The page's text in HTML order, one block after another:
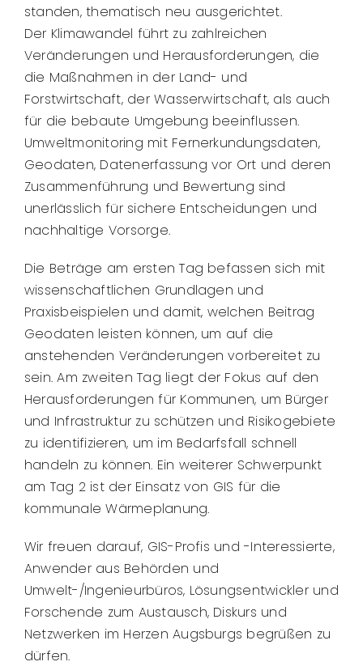
standen, thematisch neu ausgerichtet.
Der Klimawandel führt zu zahlreichen
Veränderungen und Herausforderungen, die
die Maßnahmen in der Land- und
Forstwirtschaft, der Wasserwirtschaft, als auch
für die bebaute Umgebung beeinflussen.
Umweltmonitoring mit Fernerkundungsdaten,
Geodaten, Datenerfassung vor Ort und deren
Zusammenführung und Bewertung sind
unerlässlich für sichere Entscheidungen und
nachhaltige Vorsorge.
Die Beträge am ersten Tag befassen sich mit
wissenschaftlichen Grundlagen und
Praxisbeispielen und damit, welchen Beitrag
Geodaten leisten können, um auf die
anstehenden Veränderungen vorbereitet zu
sein. Am zweiten Tag liegt der Fokus auf den
Herausforderungen für Kommunen, um Bürger
und Infrastruktur zu schützen und Risikogebiete
zu identifizieren, um im Bedarfsfall schnell
handeln zu können. Ein weiterer Schwerpunkt
am Tag 2 ist der Einsatz von GIS für die
kommunale Wärmeplanung.
Wir freuen darauf, GIS-Profis und -Interessierte,
Anwender aus Behörden und
Umwelt-/Ingenieurbüros, Lösungsentwickler und
Forschende zum Austausch, Diskurs und
Netzwerken im Herzen Augsburgs begrüßen zu
dürfen.